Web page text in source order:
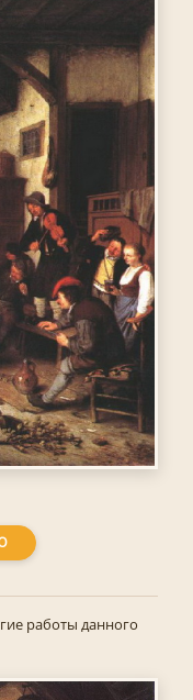
работы данного